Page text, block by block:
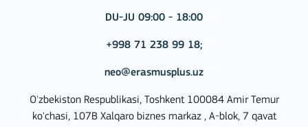
DU-JU 09:00 - 18:00
+998 71 238 99 18;
neo@erasmusplus.uz
O'zbekiston Respublikasi, Toshkent 100084 Amir Temur
ko'chasi, 107B Xalqaro biznes markaz , A-blok, 7 qavat